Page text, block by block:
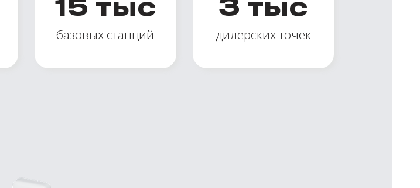
15 тыс
базовых станций
3 тыс
дилерских точек